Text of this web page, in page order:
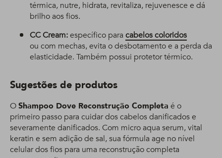
térmica, nutre, hidrata, revitaliza, rejuvenesce e dá
brilho aos fios.
CC Cream:específico para cabelos coloridos
ou com mechas, evita o desbotamento e a perda da
elasticidade. Também possui protetor térmico.
Sugestões de produtos
OShampoo Dove Reconstrução Completa é o
primeiro passo para cuidar dos cabelos danificados e
severamente danificados. Com micro aqua serum, vital
keratin e sem adição de sal, sua fórmula age no nível
celular dos fios para uma reconstrução completa